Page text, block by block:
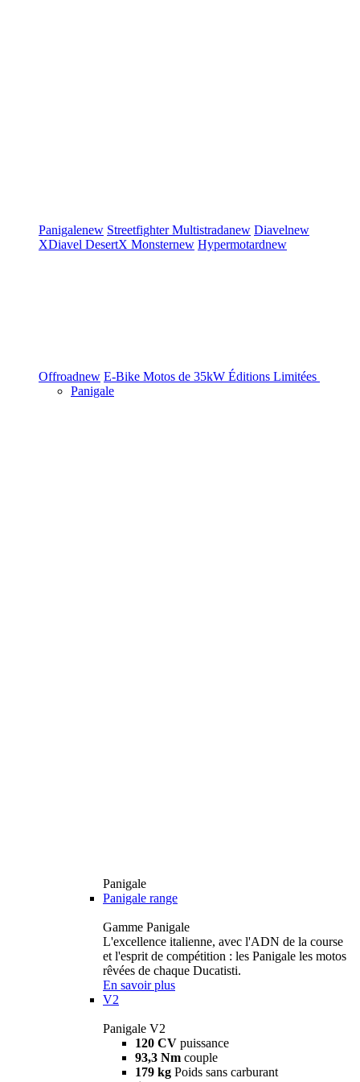
Panigalenew StreetfighterMultistradanew Diavelnew
XDiavel DesertX Monsternew Hypermotardnew
Offroadnew E-Bike Motos de 35kW Éditions Limitées
Panigale
Panigale
Panigale range
Gamme Panigale
L'excellence italienne, avec l'ADN de la course
et l'esprit de compétition : les Panigale les motos
rêvées de chaque Ducatisti.
En savoir plus
V2
Panigale V2
120 CV puissance
93,3 Nm couple
179 kg Poids sans carburant